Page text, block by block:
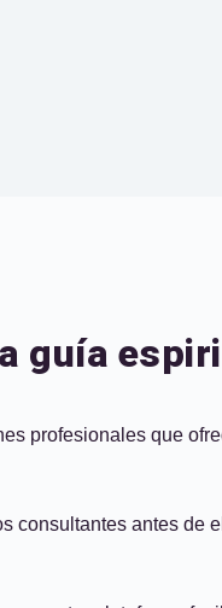
guía
profesionales que
antes de